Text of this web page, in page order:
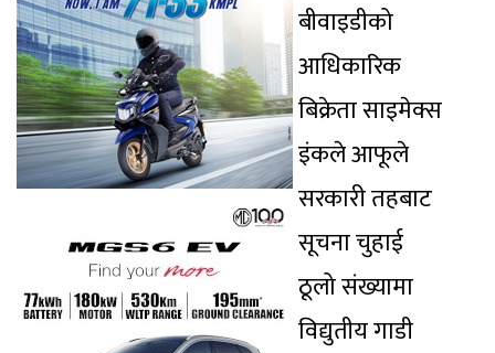
बीवाइडीको
आधिकारिक
बिक्रेता साइमेक्स
इंकले आफूले
सरकारी तहबाट
सूचना चुहाई
ठूलो संख्यामा
विद्युतीय गाडी